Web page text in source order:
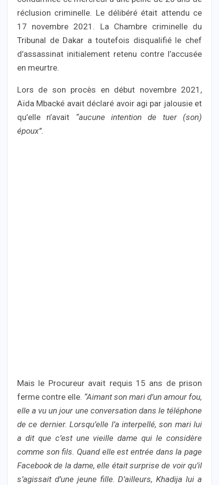
réclusion criminelle. Le délibéré était attendu ce
17 novembre 2021. La Chambre criminelle du
Tribunal de Dakar a toutefois disqualifié le chef
d’assassinat initialement retenu contre l’accusée
en meurtre.
Lors de son procès en début novembre 2021,
Aïda Mbacké avait déclaré avoir agi par jalousie et
qu’elle n’avait “aucune intention de tuer (son)
époux”.
Mais le Procureur avait requis 15 ans de prison
ferme contre elle. “Aimant son mari d’un amour fou,
elle a vu un jour une conversation dans le téléphone
de ce dernier. Lorsqu’elle l’a interpellé, son mari lui
a dit que c’est une vieille dame qui le considère
comme son fils. Quand elle est entrée dans la page
Facebook de la dame, elle était surprise de voir qu’il
s’agissait d’une jeune fille. D’ailleurs, Khadija lui a